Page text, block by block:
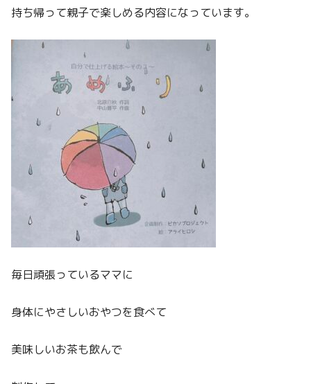
持ち帰って親子で楽しめる内容になっています。
毎日頑張っているママに
身体にやさしいおやつを食べて
美味しいお茶も飲んで